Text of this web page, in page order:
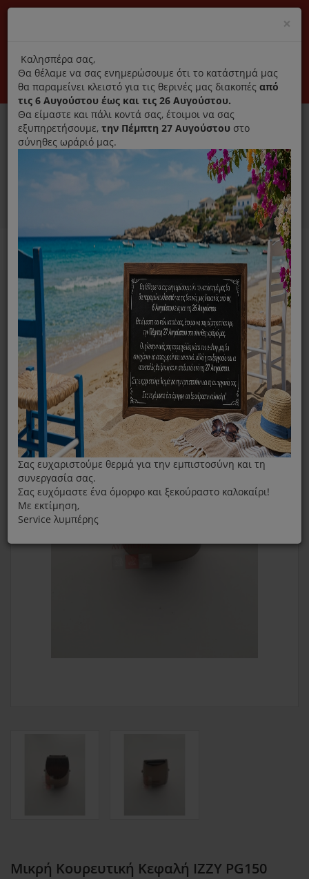
Αποκλειστικά γνήσια ανταλλακτικά
Σύνδεση Εγγραφή Εταιρεία Επικοινωνία
0
Ανταλλακτικά ηλεκτρικών συσκευών MENU
Home
Προσωπική Φροντίδα
Μικρή Κουρευτική Κεφαλή IZZY PG150
Μικρή Κουρευτική Κεφαλή IZZY PG150
×
title
Καλησπέρα σας,
Θα θέλαμε να σας ενημερώσουμε ότι το κατάστημά μας
θα παραμείνει κλειστό για τις θερινές μας διακοπές από
τις 6 Αυγούστου έως και τις 26 Αυγούστου.
Θα είμαστε και πάλι κοντά σας, έτοιμοι να σας
εξυπηρετήσουμε, την Πέμπτη 27 Αυγούστου στο
σύνηθες ωράριό μας.
Σας ευχαριστούμε θερμά για την εμπιστοσύνη και τη
συνεργασία σας.
Σας ευχόμαστε ένα όμορφο και ξεκούραστο καλοκαίρι!
Με εκτίμηση,
Service λυμπέρης